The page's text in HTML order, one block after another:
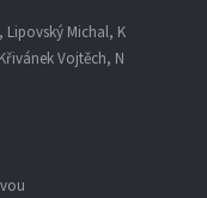
Michal, Krejčíř
Vojtěch, Novák